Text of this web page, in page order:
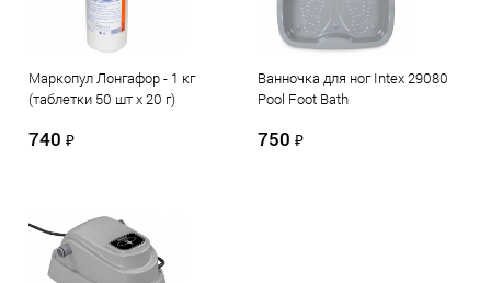
Маркопул Лонгафор - 1 кг
(таблетки 50 шт х 20 г)
740 ₽
Ванночка для ног Intex 29080
Pool Foot Bath
750 ₽